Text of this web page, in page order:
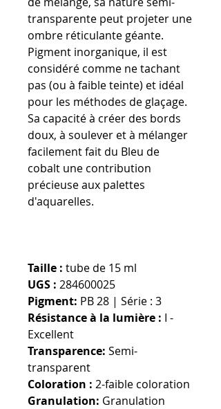
transparente peut projeter une
ombre réticulante géante.
Pigment inorganique, il est
considéré comme ne tachant
pas (ou à faible teinte) et idéal
pour les méthodes de glaçage.
Sa capacité à créer des bords
doux, à soulever et à mélanger
facilement fait du Bleu de
cobalt une contribution
précieuse aux palettes
d'aquarelles.
Taille : tube de 15 ml
UGS : 284600025
Pigment: PB 28 | Série : 3
Résistance à la lumière : I -
Excellent
Transparence: Semi-
transparent
Coloration : 2-faible coloration
Granulation: Granulation